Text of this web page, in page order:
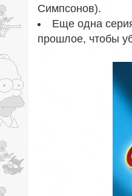
Симпсонов).
Еще одна
прошлое, чтобы